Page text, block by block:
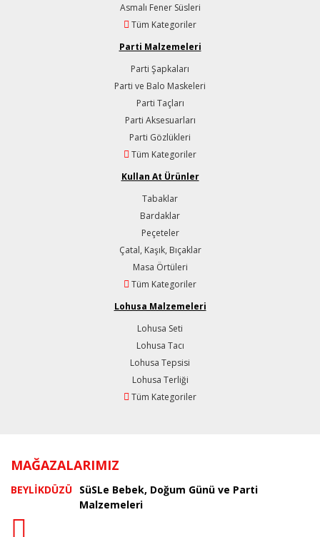
Asmalı Fener Süsleri
Tüm Kategoriler
Parti Malzemeleri
Parti Şapkaları
Parti ve Balo Maskeleri
Parti Taçları
Parti Aksesuarları
Parti Gözlükleri
Tüm Kategoriler
Kullan At Ürünler
Tabaklar
Bardaklar
Peçeteler
Çatal, Kaşık, Bıçaklar
Masa Örtüleri
Tüm Kategoriler
Lohusa Malzemeleri
Lohusa Seti
Lohusa Tacı
Lohusa Tepsisi
Lohusa Terliği
Tüm Kategoriler
MAĞAZALARIMIZ
BEYLİKDÜZÜ SüSLe Bebek, Doğum Günü ve Parti
Malzemeleri